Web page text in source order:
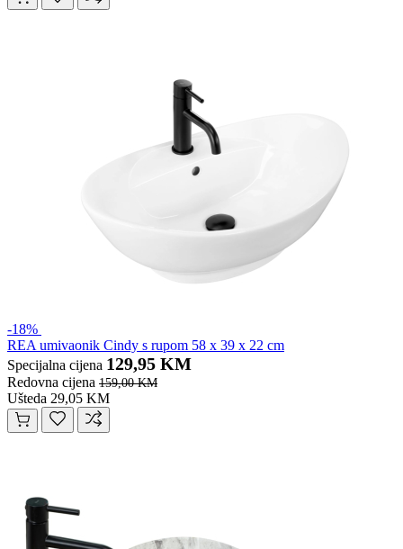
-18%
REA umivaonik Cindy s rupom 58 x 39 x 22 cm
Specijalna cijena 129,95 KM
Redovna cijena 159,00 KM
Ušteda 29,05 KM